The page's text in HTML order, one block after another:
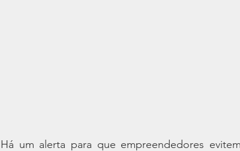
Há um alerta para que empreendedores